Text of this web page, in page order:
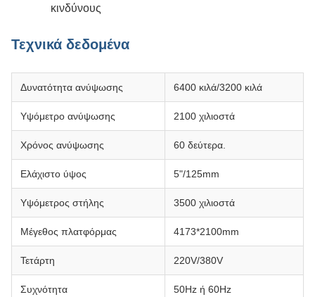
κινδύνους
Τεχνικά δεδομένα
Δυνατότητα ανύψωσης 6400 κιλά/3200 κιλά
Υψόμετρο ανύψωσης 2100 χιλιοστά
Χρόνος ανύψωσης 60 δεύτερα.
Ελάχιστο ύψος 5"/125mm
Υψόμετρος στήλης 3500 χιλιοστά
Μέγεθος πλατφόρμας 4173*2100mm
Τετάρτη 220V/380V
Συχνότητα 50Hz ή 60Hz